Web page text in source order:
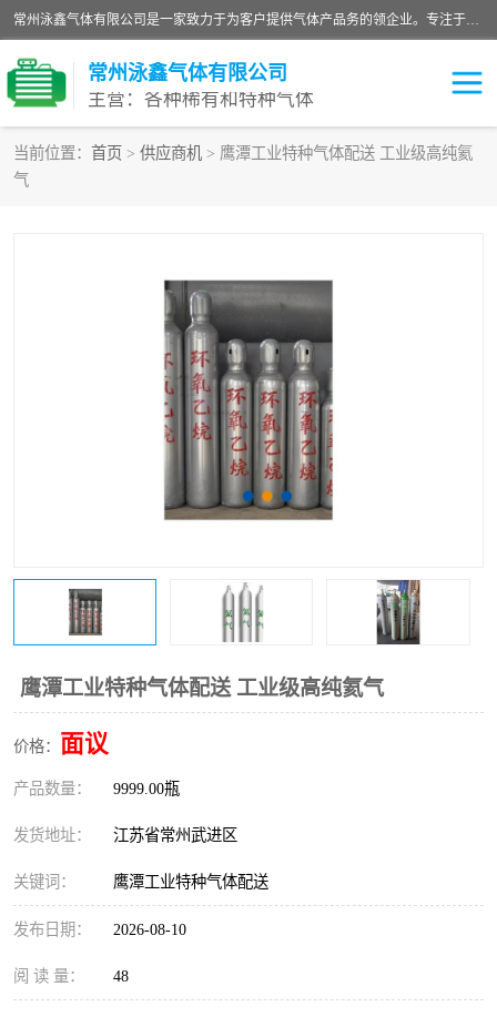
常州泳鑫气体有限公司是一家致力于为客户提供气体产品务的领企业。专注于环氧乙烷剂、环氧乙烷、高纯气体以及稀有和特种气体的研发、生产、销售和配送，产品广泛应用于医疗、电子、科研、化工、食品等多个领域。主要产品有：环氧乙烷灭菌剂，环氧乙烷，高纯氩，氮，氪，氙，氖，氘，笑，氦，氢，氧等各种稀有和特种气体。
常州泳鑫气体有限公司
主营：各种稀有和特种气体
当前位置： 首页 > 供应商机 > 鹰潭工业特种气体配送 工业级高纯氦
气
鹰潭工业特种气体配送 工业级高纯氦气
价格： 面议
产品数量： 9999.00瓶
发货地址： 江苏省常州武进区
关键词： 鹰潭工业特种气体配送
发布日期： 2026-08-10
阅 读 量： 48